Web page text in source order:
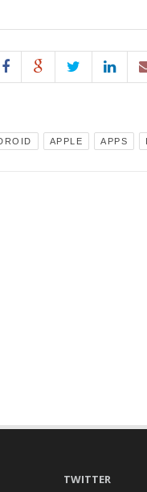
APPLE APPS
TWITTER